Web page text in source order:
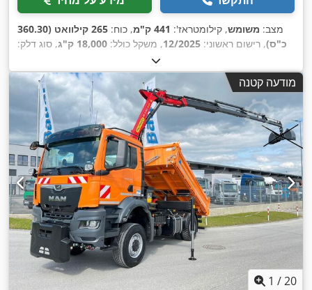
מצב: משומש, קילומטראז': 441 ק"מ , כוח:
265 קילוואט (360.30
כ"ס), רישום ראשוני: 12/2025, משקל כולל: 18,000 ק"ג
, סוג דלק:
, תצורת סרן:
12/2026
, סוג תמסורת:אוטומטי, רוחב שטח הטעינה:2,420 מ"מ
,
אורך אזור הטעינה:
4,800 מ"מ , גובה תא המטען: 600 מ"מ
, ציוד:
הנעה בכל הגלגלים, חימום חניה, מיזוג אוויר, מערכת בלימה
למניעת נעילה (ABS), תכנית ייצוב אלקטרונית (ESP),
מודעה קטנה
1 /20